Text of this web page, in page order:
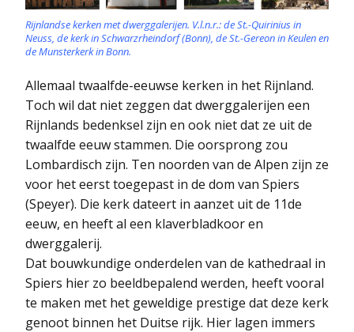
Rijnlandse kerken met dwerggalerijen. V.l.n.r.: de St.-Quirinius in
Neuss, de kerk in Schwarzrheindorf (Bonn), de St.-Gereon in Keulen en
de Munsterkerk in Bonn.
Allemaal twaalfde-eeuwse kerken in het Rijnland.
Toch wil dat niet zeggen dat dwerggalerijen een
Rijnlands bedenksel zijn en ook niet dat ze uit de
twaalfde eeuw stammen. Die oorsprong zou
Lombardisch zijn. Ten noorden van de Alpen zijn ze
voor het eerst toegepast in de dom van Spiers
(Speyer). Die kerk dateert in aanzet uit de 11de
eeuw, en heeft al een klaverbladkoor en
dwerggalerij.
Dat bouwkundige onderdelen van de kathedraal in
Spiers hier zo beeldbepalend werden, heeft vooral
te maken met het geweldige prestige dat deze kerk
genoot binnen het Duitse rijk. Hier lagen immers